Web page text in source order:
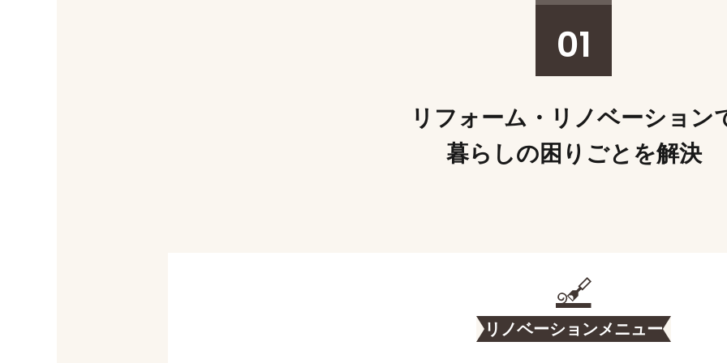
01
リフォーム・リノベーション
暮らしの困りごとを解決
リノベーションメニュー